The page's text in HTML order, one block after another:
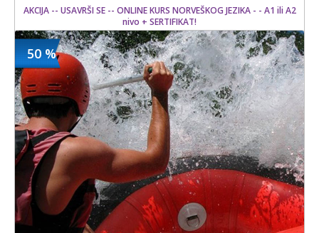
AKCIJA -- USAVRŠI SE -- ONLINE KURS NORVEŠKOG JEZIKA - - A1 ili A2
nivo + SERTIFIKAT!
Kupljeno
5 kom.
1500 din
15000 din
50 %